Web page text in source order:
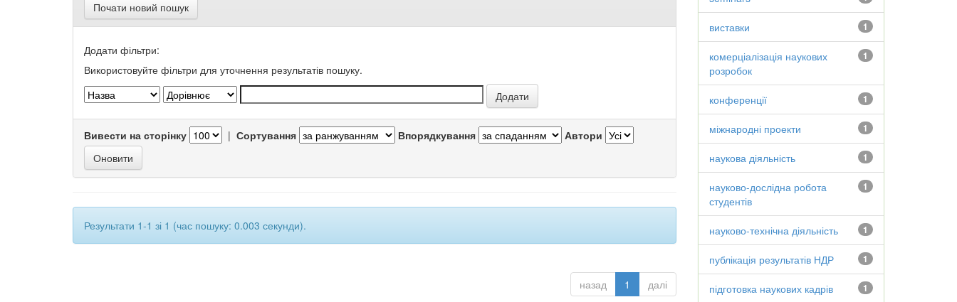
Почати новий пошук
Додати фільтри:
Використовуйте фільтри для уточнення результатів пошуку.
Вивести на сторінку | Сортування Впорядкування Автори
Результати 1-1 зі 1 (час пошуку: 0.003 секунди).
назад 1 далі
1
виставки
1
комерціалізація наукових
розробок
1
конференції
1
міжнародні проекти
1
наукова діяльність
1
науково-дослідна робота
студентів
1
науково-технічна діяльність
1
публікація результатів НДР
1
підготовка наукових кадрів